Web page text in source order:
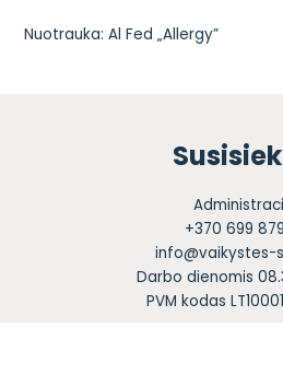
Nuotrauka:Al Fed „Allergy”
+370 699
info@vaikystes-
Darbo dienomis
PVM kodas